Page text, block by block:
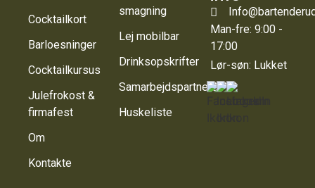
Cocktailkort
Barloesninger
Cocktailkursus
Julefrokost &
firmafest
Om
Kontakte
smagning
Lej mobilbar
Drinksopskrifter
Samarbejdspartnere
Huskeliste
Man-fre: 9:00 -
17:00
Lør-søn: Lukket